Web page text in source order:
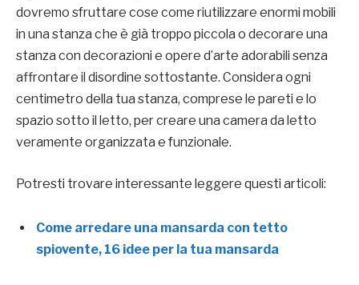
dovremo sfruttare cose come riutilizzare enormi mobili
in una stanza che è già troppo piccola o decorare una
stanza con decorazioni e opere d’arte adorabili senza
affrontare il disordine sottostante. Considera ogni
centimetro della tua stanza, comprese le pareti e lo
spazio sotto il letto, per creare una camera da letto
veramente organizzata e funzionale.
Potresti trovare interessante leggere questi articoli:
Come arredare una mansarda con tetto
spiovente, 16 idee per la tua mansarda